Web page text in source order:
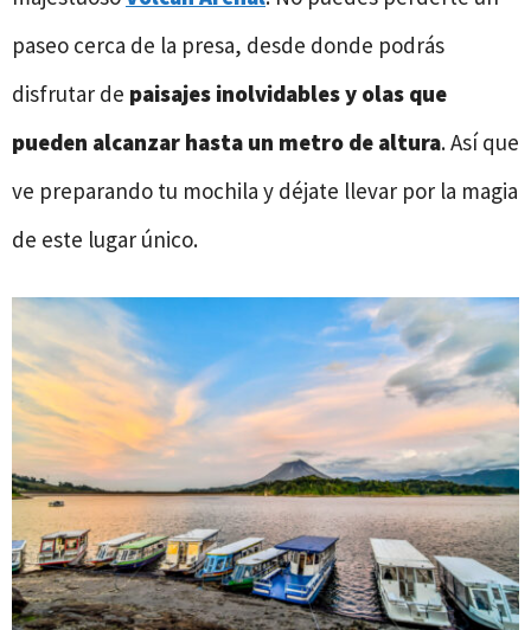
paseo cerca de la presa, desde donde podrás
disfrutar de paisajes inolvidables y olas que
pueden alcanzar hasta un metro de altura. Así que
ve preparando tu mochila y déjate llevar por la magia
de este lugar único.